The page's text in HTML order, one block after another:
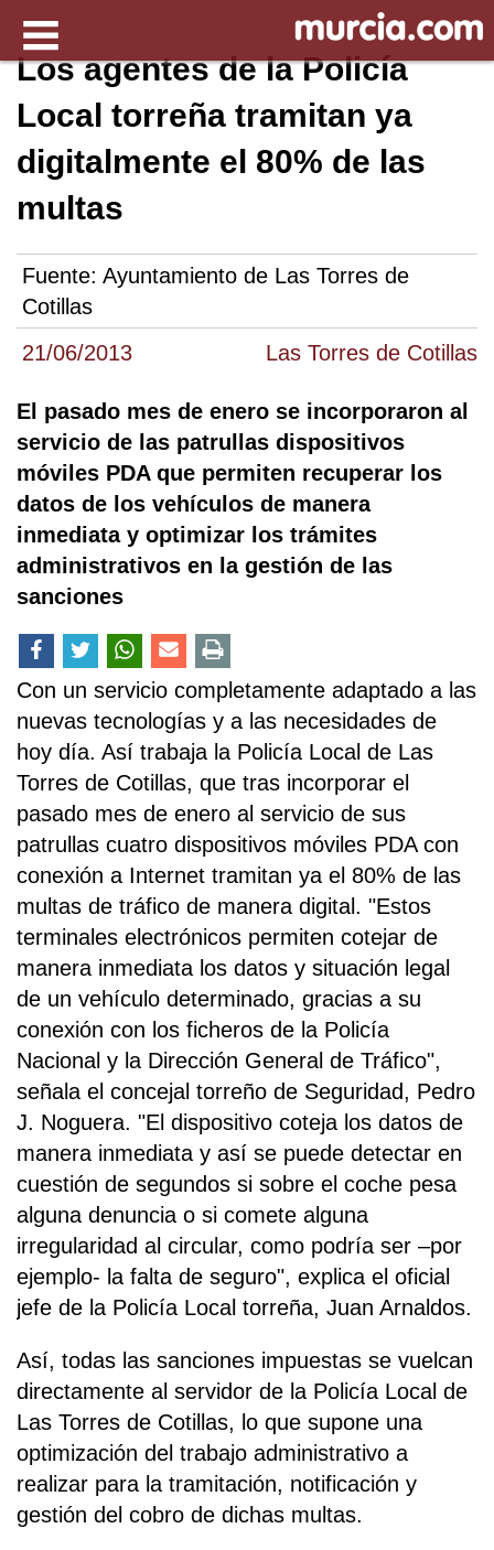
21/06/2013 Las Torres de Cotillas
Los agentes de la Policía
Local torreña tramitan ya
digitalmente el 80% de las
multas
Fuente: Ayuntamiento de Las Torres de
Cotillas
El pasado mes de enero se incorporaron al
servicio de las patrullas dispositivos
móviles PDA que permiten recuperar los
datos de los vehículos de manera
inmediata y optimizar los trámites
administrativos en la gestión de las
sanciones
Con un servicio completamente adaptado a las
nuevas tecnologías y a las necesidades de
hoy día. Así trabaja la Policía Local de Las
Torres de Cotillas, que tras incorporar el
pasado mes de enero al servicio de sus
patrullas cuatro dispositivos móviles PDA con
conexión a Internet tramitan ya el 80% de las
multas de tráfico de manera digital. "Estos
terminales electrónicos permiten cotejar de
manera inmediata los datos y situación legal
de un vehículo determinado, gracias a su
conexión con los ficheros de la Policía
Nacional y la Dirección General de Tráfico",
señala el concejal torreño de Seguridad, Pedro
J. Noguera. "El dispositivo coteja los datos de
manera inmediata y así se puede detectar en
cuestión de segundos si sobre el coche pesa
alguna denuncia o si comete alguna
irregularidad al circular, como podría ser –por
ejemplo- la falta de seguro", explica el oficial
jefe de la Policía Local torreña, Juan Arnaldos.
Así, todas las sanciones impuestas se vuelcan
directamente al servidor de la Policía Local de
Las Torres de Cotillas, lo que supone una
optimización del trabajo administrativo a
realizar para la tramitación, notificación y
gestión del cobro de dichas multas.